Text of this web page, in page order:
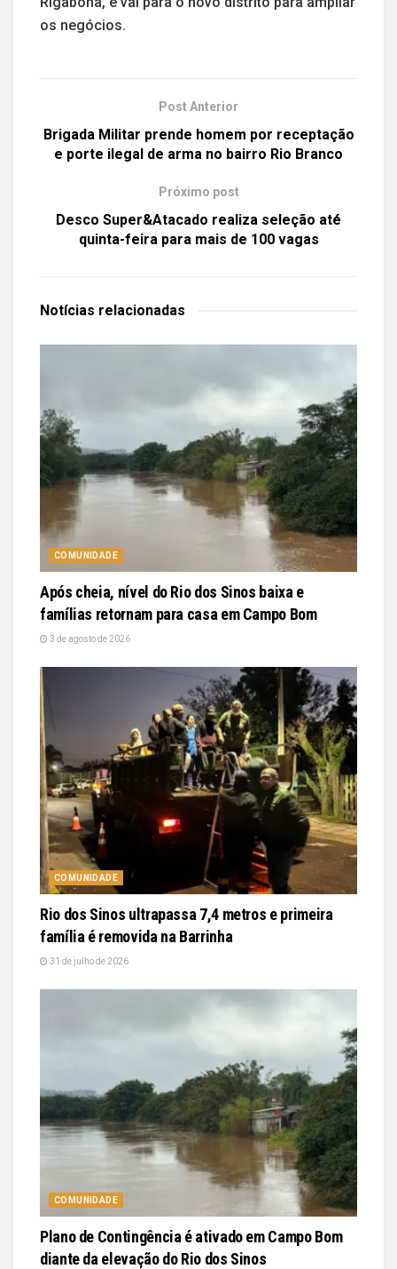
os negócios.
Post Anterior
Brigada Militar prende homem por receptação
e porte ilegal de arma no bairro Rio Branco
Próximo post
Desco Super&Atacado realiza seleção até
quinta-feira para mais de 100 vagas
Notícias relacionadas
COMUNIDADE
Após cheia, nível do Rio dos Sinos baixa e
famílias retornam para casa em Campo Bom
3 de agosto de 2026
COMUNIDADE
Rio dos Sinos ultrapassa 7,4 metros e primeira
família é removida na Barrinha
31 de julho de 2026
COMUNIDADE
Plano de Contingência é ativado em Campo Bom
diante da elevação do Rio dos Sinos